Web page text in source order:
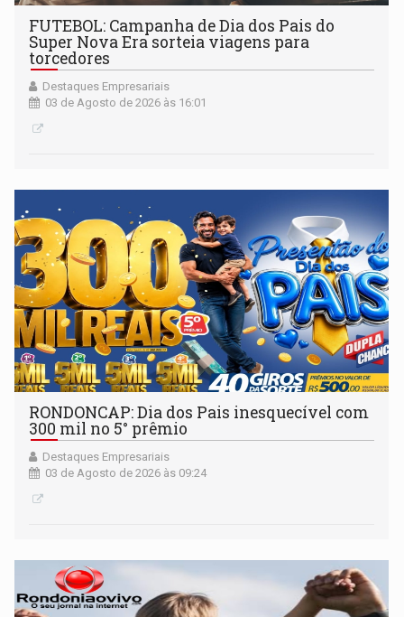
FUTEBOL: Campanha de Dia dos Pais do
Super Nova Era sorteia viagens para
torcedores
Destaques Empresariais
03 de Agosto de 2026 às 16:01
RONDONCAP: Dia dos Pais inesquecível com
300 mil no 5° prêmio
Destaques Empresariais
03 de Agosto de 2026 às 09:24